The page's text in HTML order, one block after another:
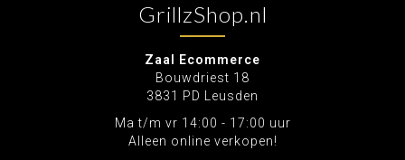
GrillzShop.nl
Zaal Ecommerce
Bouwdriest 18
3831 PD Leusden
Ma t/m vr 14:00 - 17:00 uur
Alleen online verkopen!